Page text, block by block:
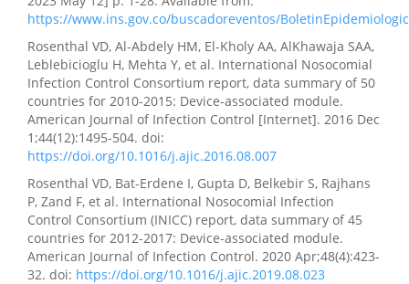
https://www.ins.gov.co/buscadoreventos/
Rosenthal VD, Al-Abdely HM, El-Kholy AA, AlKhawaja SAA,
Leblebicioglu H, Mehta Y, et al. International Nosocomial
Infection Control Consortium report, data summary of 50
countries for 2010-2015: Device-associated module.
American Journal of Infection Control [Internet]. 2016 Dec
1;44(12):1495-504. doi:
https://doi.org/10.1016/j.ajic.2016.08.007
Rosenthal VD, Bat-Erdene I, Gupta D, Belkebir S, Rajhans
P, Zand F, et al. International Nosocomial Infection
Control Consortium (INICC) report, data summary of 45
countries for 2012-2017: Device-associated module.
American Journal of Infection Control. 2020 Apr;48(4):423-
32. doi: https://doi.org/10.1016/j.ajic.2019.08.023